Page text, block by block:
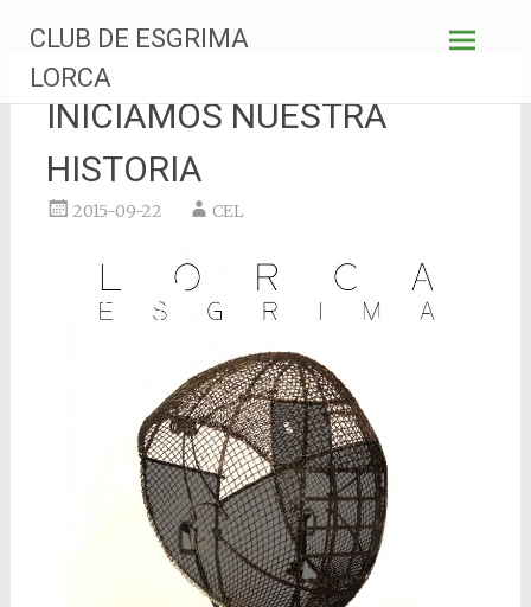
contenido
CLUB DE ESGRIMA
LORCA
INICIAMOS NUESTRA
HISTORIA
2015-09-22 CEL